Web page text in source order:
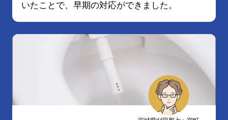
いたことで、早期の対応ができました。